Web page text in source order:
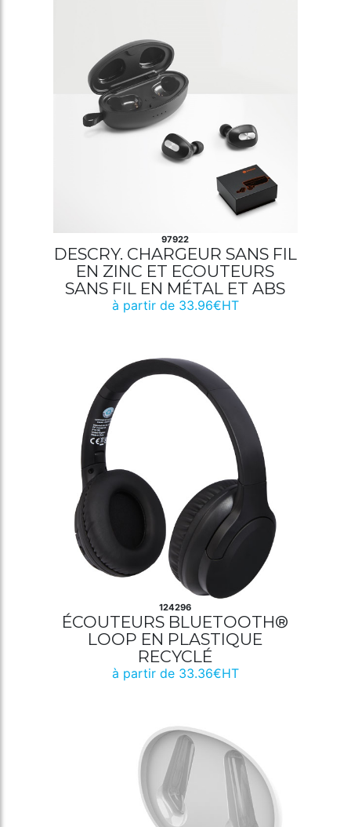
97922
DESCRY. CHARGEUR SANS FIL
EN ZINC ET ECOUTEURS
SANS FIL EN MÉTAL ET ABS
à partir de 33.96€HT
124296
ÉCOUTEURS BLUETOOTH®
LOOP EN PLASTIQUE
RECYCLÉ
à partir de 33.36€HT